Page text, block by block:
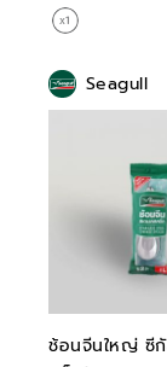
Seagull
ช้อนจีนใหญ่ ซี